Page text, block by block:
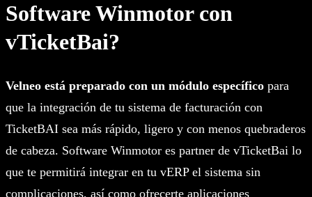
Software Winmotor con
vTicketBai?
Velneo está preparado con un módulo específico para
que la integración de tu sistema de facturación con
TicketBAI sea más rápido, ligero y con menos quebraderos
de cabeza. Software Winmotor es partner de vTicketBai lo
que te permitirá integrar en tu vERP el sistema sin
complicaciones, así como ofrecerte aplicaciones